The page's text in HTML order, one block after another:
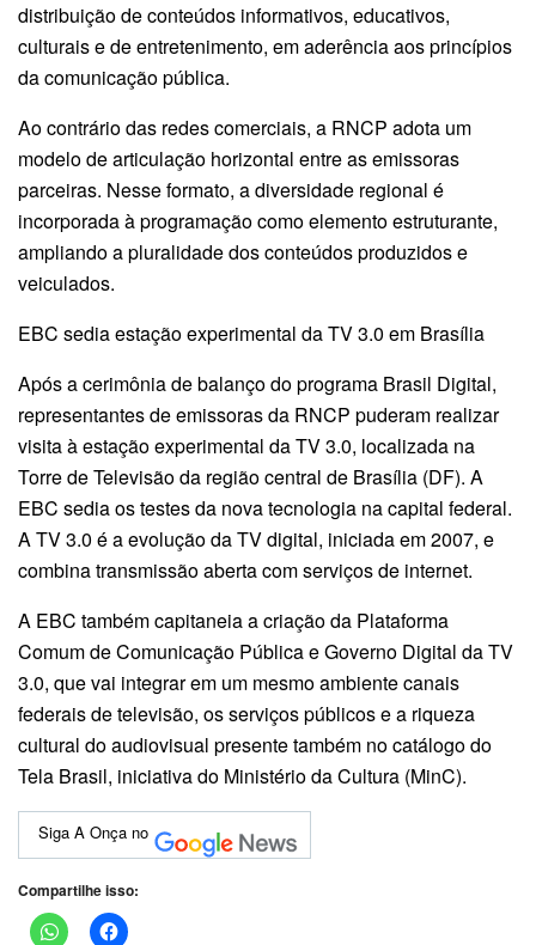
distribuição de conteúdos informativos, educativos,
culturais e de entretenimento, em aderência aos princípios
da comunicação pública.
Ao contrário das redes comerciais, a RNCP adota um
modelo de articulação horizontal entre as emissoras
parceiras. Nesse formato, a diversidade regional é
incorporada à programação como elemento estruturante,
ampliando a pluralidade dos conteúdos produzidos e
veiculados.
EBC sedia estação experimental da TV 3.0 em Brasília
Após a cerimônia de balanço do programa Brasil Digital,
representantes de emissoras da RNCP puderam realizar
visita à estação experimental da TV 3.0, localizada na
Torre de Televisão da região central de Brasília (DF). A
EBC sedia os testes da nova tecnologia na capital federal.
A TV 3.0 é a evolução da TV digital, iniciada em 2007, e
combina transmissão aberta com serviços de internet.
A EBC também capitaneia a criação da Plataforma
Comum de Comunicação Pública e Governo Digital da TV
3.0, que vai integrar em um mesmo ambiente canais
federais de televisão, os serviços públicos e a riqueza
cultural do audiovisual presente também no catálogo do
Tela Brasil, iniciativa do Ministério da Cultura (MinC).
Siga A Onça no
Compartilhe isso: